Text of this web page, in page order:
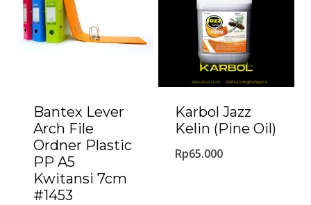
Bantex Lever
Arch File
Ordner Plastic
PP A5
Kwitansi 7cm
#1453
Karbol Jazz
Kelin (Pine Oil)
Rp65.000